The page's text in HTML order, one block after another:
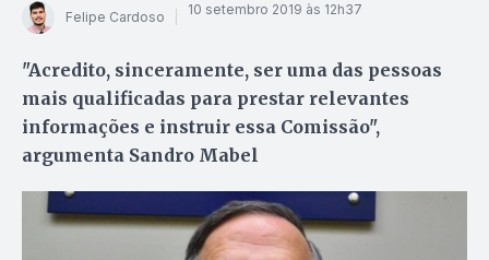
Felipe Cardoso 10 setembro 2019 às 12h37
"Acredito, sinceramente, ser uma das pessoas
mais qualificadas para prestar relevantes
informações e instruir essa Comissão",
argumenta Sandro Mabel